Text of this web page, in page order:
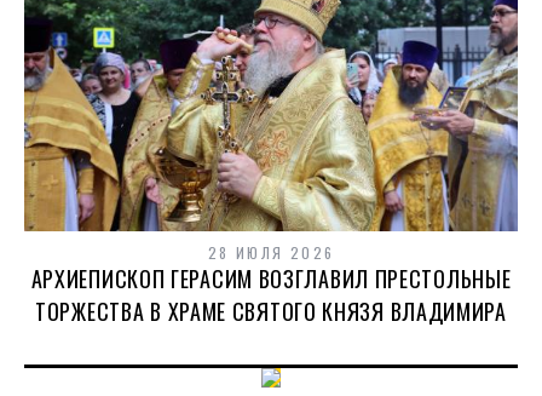
28 ИЮЛЯ 2026
АРХИЕПИСКОП ГЕРАСИМ ВОЗГЛАВИЛ ПРЕСТОЛЬНЫЕ
ТОРЖЕСТВА В ХРАМЕ СВЯТОГО КНЯЗЯ ВЛАДИМИРА